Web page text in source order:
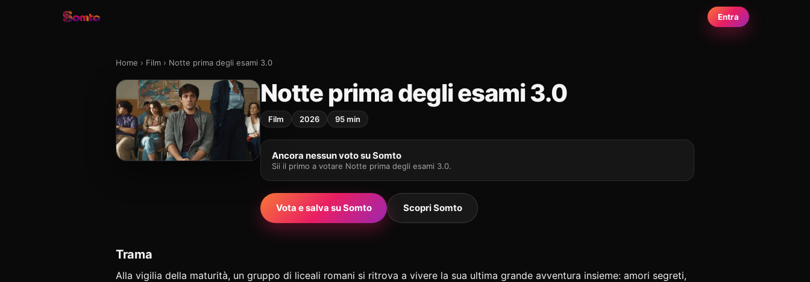
Entra
Home › Film › Notte prima degli esami 3.0
Notte prima degli esami 3.0
Film 2026 95 min
Ancora nessun voto su Somto
Sii il primo a votare Notte prima degli esami 3.0.
Vota e salva su Somto Scopri Somto
Trama
Alla vigilia della maturità, un gruppo di liceali romani si ritrova a vivere la sua ultima grande avventura insieme: amori segreti,